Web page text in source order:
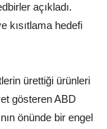
açıkladı.
kısıtlama hedefi
ürettiği ürünleri
gösteren ABD
önünde bir engel